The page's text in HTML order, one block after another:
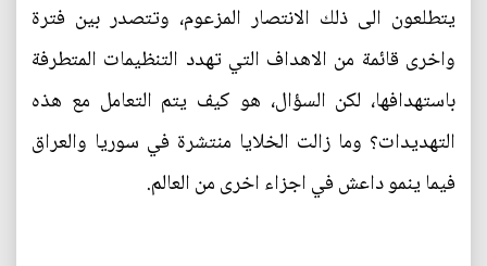
يتطلعون الى ذلك الانتصار المزعوم، وتتصدر بين فترة
واخرى قائمة من الاهداف التي تهدد التنظيمات المتطرفة
باستهدافها، لكن السؤال، هو كيف يتم التعامل مع هذه
التهديدات؟ وما زالت الخلايا منتشرة في سوريا والعراق
فيما ينمو داعش في اجزاء اخرى من العالم.